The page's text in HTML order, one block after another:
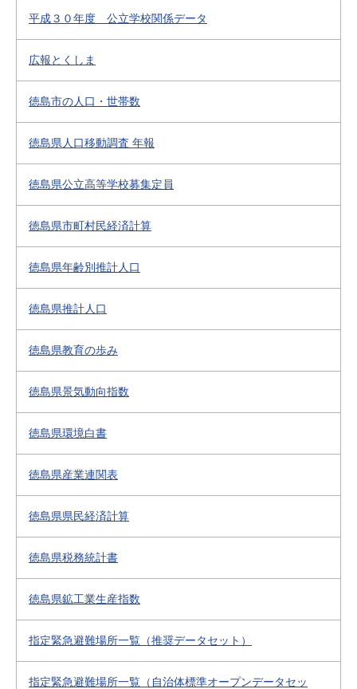
平成３０年度 公立学校関係データ
広報とくしま
徳島市の人口・世帯数
徳島県人口移動調査 年報
徳島県公立高等学校募集定員
徳島県市町村民経済計算
徳島県年齢別推計人口
徳島県推計人口
徳島県教育の歩み
徳島県景気動向指数
徳島県環境白書
徳島県産業連関表
徳島県県民経済計算
徳島県税務統計書
徳島県鉱工業生産指数
指定緊急避難場所一覧（推奨データセット）
指定緊急避難場所一覧（自治体標準オープンデータセッ